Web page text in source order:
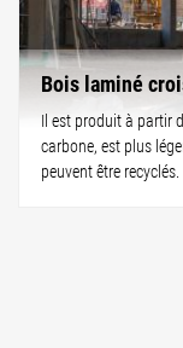
Bois laminé
Il est produit à partir
carbone, est plus
peuvent être recyclés.